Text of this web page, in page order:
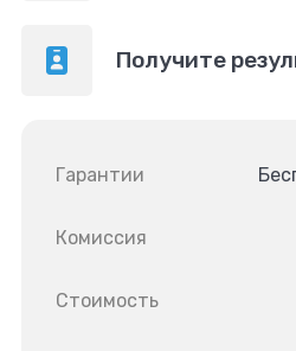
Получите
Гарантии
Комиссия
Стоимость